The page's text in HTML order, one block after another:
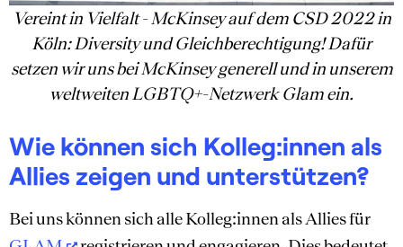
Vereint in Vielfalt - McKinsey auf dem CSD 2022 in
Köln: Diversity und Gleichberechtigung! Dafür
setzen wir uns bei McKinsey generell und in unserem
weltweiten LGBTQ+-Netzwerk Glam ein.
Wie können sich Kolleg:innen als
Allies zeigen und unterstützen?
Bei uns können sich alle Kolleg:innen als Allies für